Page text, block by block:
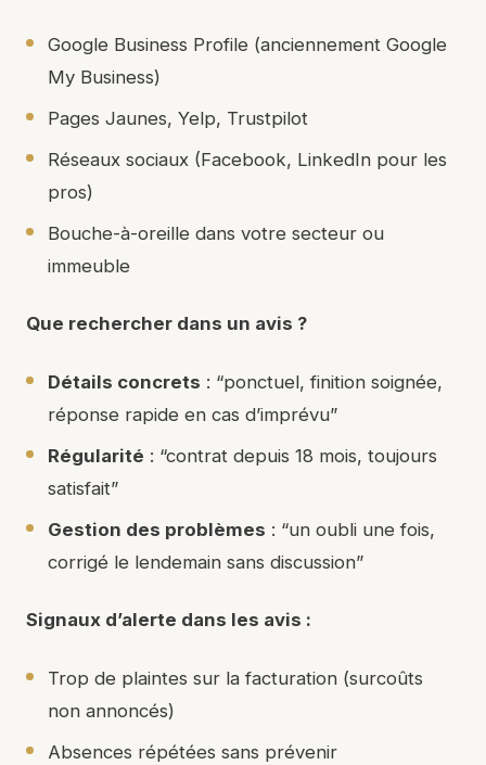
Google Business Profile (anciennement Google
My Business)
Pages Jaunes, Yelp, Trustpilot
Réseaux sociaux (Facebook, LinkedIn pour les
pros)
Bouche-à-oreille dans votre secteur ou
immeuble
Que rechercher dans un avis ?
Détails concrets : “ponctuel, finition soignée,
réponse rapide en cas d’imprévu”
Régularité : “contrat depuis 18 mois, toujours
satisfait”
Gestion des problèmes : “un oubli une fois,
corrigé le lendemain sans discussion”
Signaux d’alerte dans les avis :
Trop de plaintes sur la facturation (surcoûts
non annoncés)
Absences répétées sans prévenir